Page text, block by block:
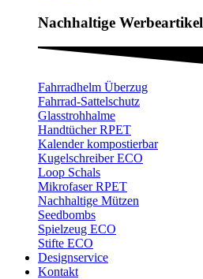
Nachhaltige Werbeartikel​
Fahrradhelm Überzug
Fahrrad-Sattelschutz
Glasstrohhalme
Handtücher RPET
Kalender kompostierbar
Kugelschreiber ECO
Loop Schals
Mikrofaser RPET
Nachhaltige Mützen
Seedbombs
Spielzeug ECO
Stifte ECO
Designservice
Kontakt